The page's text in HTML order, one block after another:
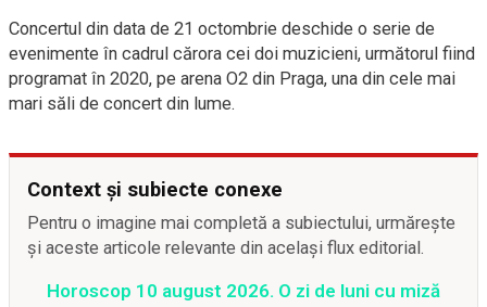
Concertul din data de 21 octombrie deschide o serie de
evenimente în cadrul cărora cei doi muzicieni, următorul fiind
programat în 2020, pe arena O2 din Praga, una din cele mai
mari săli de concert din lume.
Context și subiecte conexe
Pentru o imagine mai completă a subiectului, urmărește
și aceste articole relevante din același flux editorial.
Horoscop 10 august 2026. O zi de luni cu miză